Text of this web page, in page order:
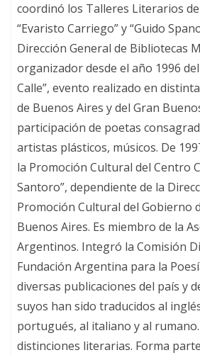
coordinó los Talleres Literarios
“Evaristo Carriego” y “Guido
Dirección General de Bibliotecas
organizador desde el año 1996
Calle”, evento realizado en
de Buenos Aires y del Gran
participación de poetas
artistas plásticos, músicos. De
la Promoción Cultural del Centro
Santoro”, dependiente de la
Promoción Cultural del Gobierno
Buenos Aires. Es miembro de la
Argentinos. Integró la Comisión
Fundación Argentina para la
diversas publicaciones del país y
suyos han sido traducidos al
portugués, al italiano y al
distinciones literarias. Forma